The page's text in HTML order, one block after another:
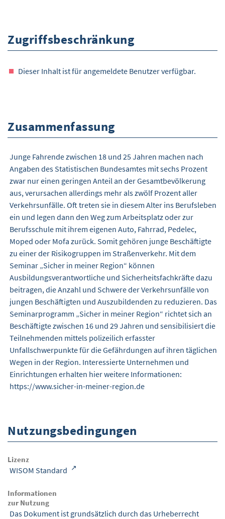
Zugriffsbeschränkung
Dieser Inhalt ist für angemeldete Benutzer verfügbar.
Zusammenfassung
Junge Fahrende zwischen 18 und 25 Jahren machen nach
Angaben des Statistischen Bundesamtes mit sechs Prozent
zwar nur einen geringen Anteil an der Gesamtbevölkerung
aus, verursachen allerdings mehr als zwölf Prozent aller
Verkehrsunfälle. Oft treten sie in diesem Alter ins Berufsleben
ein und legen dann den Weg zum Arbeitsplatz oder zur
Berufsschule mit ihrem eigenen Auto, Fahrrad, Pedelec,
Moped oder Mofa zurück. Somit gehören junge Beschäftigte
zu einer der Risikogruppen im Straßenverkehr. Mit dem
Seminar „Sicher in meiner Region“ können
Ausbildungsverantwortliche und Sicherheitsfachkräfte dazu
beitragen, die Anzahl und Schwere der Verkehrsunfälle von
jungen Beschäftigten und Auszubildenden zu reduzieren. Das
Seminarprogramm „Sicher in meiner Region“ richtet sich an
Beschäftigte zwischen 16 und 29 Jahren und sensibilisiert die
Teilnehmenden mittels polizeilich erfasster
Unfallschwerpunkte für die Gefährdungen auf ihren täglichen
Wegen in der Region. Interessierte Unternehmen und
Einrichtungen erhalten hier weitere Informationen:
https://www.sicher-in-meiner-region.de
Nutzungsbedingungen
Lizenz
WISOM Standard
Informationen
zur Nutzung
Das Dokument ist grundsätzlich durch das Urheberrecht